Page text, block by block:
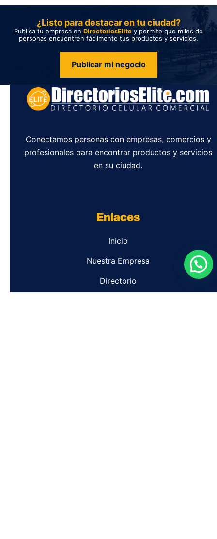
¿Listo para destacar en tu ciudad?
Publica tu empresa en DirectoriosElite y permite que miles de
personas encuentren fácilmente tus productos y servicios.
Publicar mi negocio
Conectamos personas con empresas, comercios y
profesionales para encontrar productos y servicios
en su ciudad.
Enlaces
Inicio
Nuestra Empresa
Directorio